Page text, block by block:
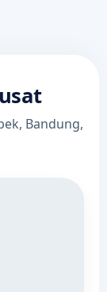
Bandung,